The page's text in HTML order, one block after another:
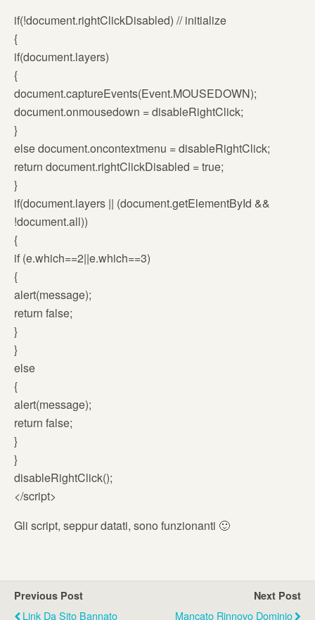
if(!document.rightClickDisabled) // initialize
{
if(document.layers)
{
document.captureEvents(Event.MOUSEDOWN);
document.onmousedown = disableRightClick;
}
else document.oncontextmenu = disableRightClick;
return document.rightClickDisabled = true;
}
if(document.layers || (document.getElementById &&
!document.all))
{
if (e.which==2||e.which==3)
{
alert(message);
return false;
}
}
else
{
alert(message);
return false;
}
}
disableRightClick();
</script>
Gli script, seppur datati, sono funzionanti 🙂
Previous Post
Link Da Sito Bannato
Next Post
Mancato Rinnovo Dominio